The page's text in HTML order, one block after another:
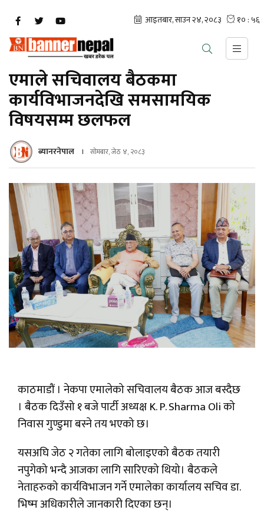
एमाले सचिवालय बैठकमा
कार्यविभाजनदेखि समसामयिक
विषयसम्म छलफल
ब्यानरनेपाल सोमबार, जेठ ४, २०८३
काठमाडौं । नेकपा एमालेको सचिवालय बैठक आज बस्दैछ
। बैठक दिउँसो १ बजे पार्टी अध्यक्ष K. P. Sharma Oli को
निवास गुण्डुमा बस्ने तय भएको छ।
यसअघि जेठ २ गतेका लागि बोलाइएको बैठक तयारी
नपुगेको भन्दै आजका लागि सारिएको थियो। बैठकले
नेताहरुको कार्यविभाजन गर्ने एमालेका कार्यालय सचिव डा.
भिष्म अधिकारीले जानकारी दिएका छन्।